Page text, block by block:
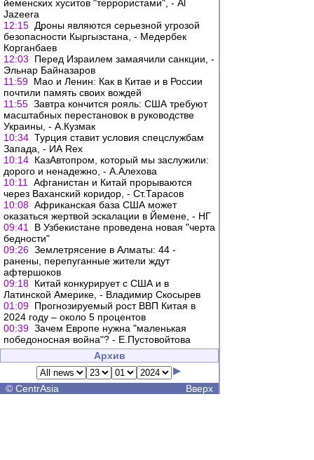
йеменских хуситов "террористами", - Al
Jazeera
12:15 Дроны являются серьезной угрозой
безопасности Кыргызстана, - Медербек
Корганбаев
12:03
Перед Израилем замаячили санкции, -
Эльнар Байназаров
11:59 Мао и Ленин: Как в Китае и в России
почтили память своих вождей
11:55 Завтра кончится рояль: США требуют
масштабных перестановок в руководстве
Украины, - А.Кузмак
10:34 Турция ставит условия спецслужбам
Запада, - ИА Rex
10:14 КазАвтопром, который мы заслужили:
дорого и ненадежно, - А.Алехова
10:11
Афганистан и Китай прорываются
через Ваханский коридор, - Ст.Тарасов
10:08 Африканская база США может
оказаться жертвой эскалации в Йемене, - НГ
09:41
В Узбекистане проведена новая "черта
бедности"
09:26 Землетрясение в Алматы: 44 -
ранены, перепуганные жители ждут
афтершоков
09:18 Китай конкурирует с США и в
Латинской Америке, - Владимир Скосырев
01:09 Прогнозируемый рост ВВП Китая в
2024 году – около 5 процентов
00:39 Зачем Европе нужна "маленькая
победоносная война"? - Е.Пустовойтова
Архив
© CentrAsia Вверх